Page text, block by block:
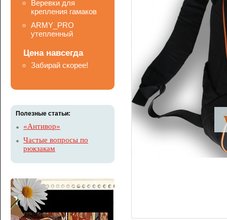
Веревки для
крепления гамаков
ARMY_PRO
утепленный
Цена навсегда
Забирай скорее!
Полезные статьи:
«Антивор»
Частые вопросы по
рюкзакам